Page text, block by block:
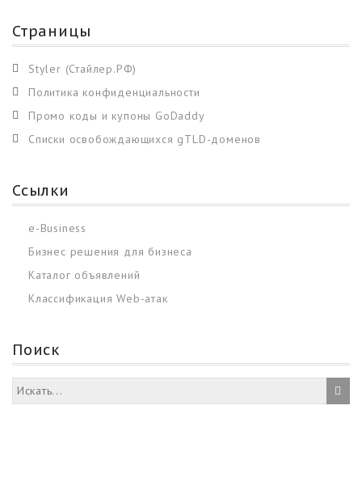
Страницы
Styler (Стайлер.РФ)
Политика конфиденциальности
Промо коды и купоны GoDaddy
Списки освобождающихся gTLD-доменов
Ссылки
e-Business
Бизнес решения для бизнеса
Каталог объявлений
Классификация Web-атак
Поиск